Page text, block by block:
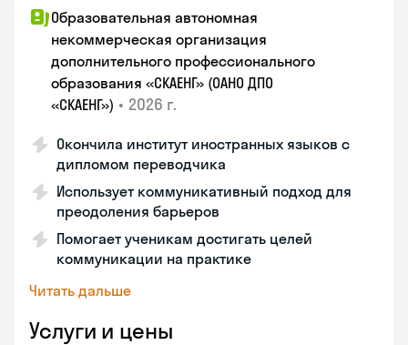
Образовательная автономная
некоммерческая организация
дополнительного профессионального
образования «СКАЕНГ» (ОАНО ДПО
«СКАЕНГ») • 2026 г.
Окончила институт иностранных языков с
дипломом переводчика
Использует коммуникативный подход для
преодоления барьеров
Помогает ученикам достигать целей
коммуникации на практике
Читать дальше
Услуги и цены